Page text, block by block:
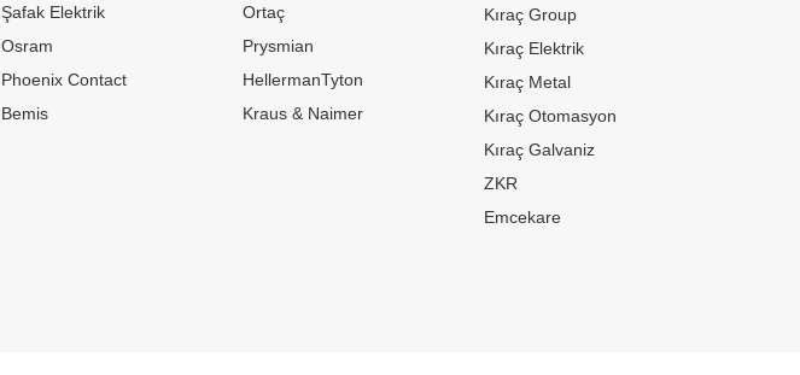
Şafak Elektrik
Osram
Phoenix Contact
Bemis
Ortaç
Prysmian
HellermanTyton
Kraus & Naimer
Kıraç Group
Kıraç Elektrik
Kıraç Metal
Kıraç Otomasyon
Kıraç Galvaniz
ZKR
Emcekare